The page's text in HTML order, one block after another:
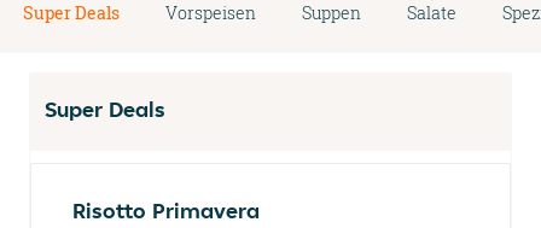
Super Deals Vorspeisen Suppen Salate
Super Deals
Risotto Primavera